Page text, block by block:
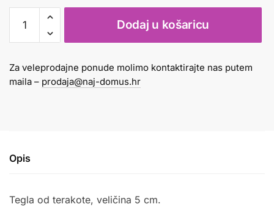
TERAKOTA
fi
visina
4,2cm
Dodaj u košaricu
Za veleprodajne ponude molimo kontaktirajte nas putem
maila – prodaja@naj-domus.hr
Opis
Tegla od terakote, veličina 5 cm.